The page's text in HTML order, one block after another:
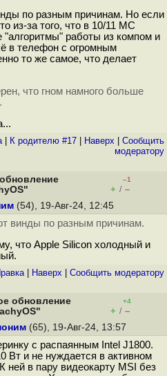
по разным причинам. Но если
из-за того, что в 10/11 МС
работы из компом и
в телефон с огромным
то же самое, что делает
что гном намного больше
| К родителю #17 Наверх
Cообщить
модератору
–1
+ / –
(54), 19-Авг-24, 12:45
винды по разным причинам.
что Apple Silicon холодный и
| Наверх Cообщить модератору
обновление
+4
+ / –
(65), 19-Авг-24, 13:57
с распаянным Intel J1800.
Вт и не нуждается в активном
ней в пару видеокарту MSI без